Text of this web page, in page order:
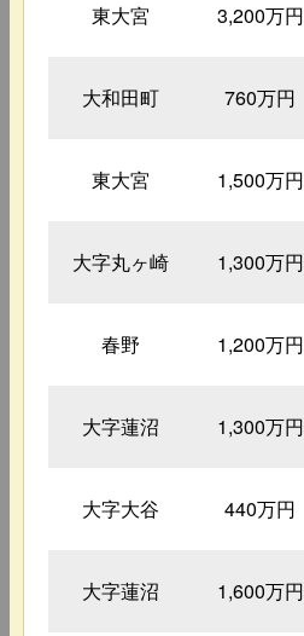
東大宮 3,200万円
大和田町 760万円
東大宮 1,500万円
大字丸ヶ崎 1,300万円
春野 1,200万円
大字蓮沼 1,300万円
大字大谷 440万円
大字蓮沼 1,600万円